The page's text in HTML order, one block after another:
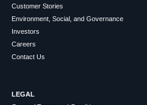
Customer Stories
Environment, Social, and Governance
Investors
Careers
Contact Us
LEGAL